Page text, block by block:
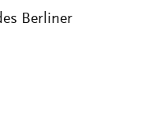
Berliner